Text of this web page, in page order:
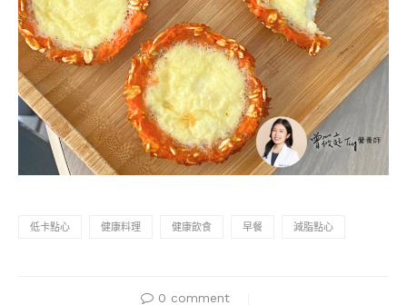
低卡點心 健康料理 健康飲食 早餐 減脂點心
0 comment